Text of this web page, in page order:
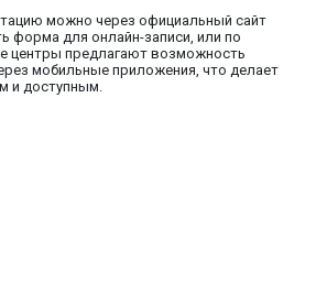
можно через официальный сайт
форма для онлайн-записи, или по
центры предлагают возможность
мобильные приложения, что делает
и доступным.